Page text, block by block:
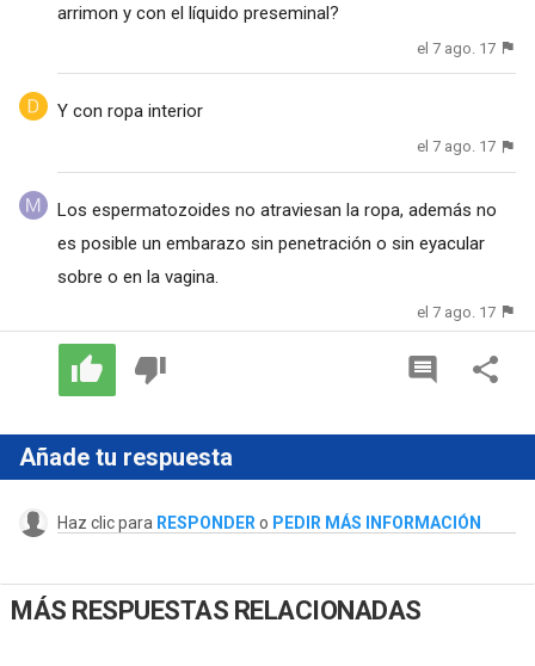
arrimon y con el líquido preseminal?
el 7 ago. 17
Y con ropa interior
el 7 ago. 17
Los espermatozoides no atraviesan la ropa, además no
es posible un embarazo sin penetración o sin eyacular
sobre o en la vagina.
el 7 ago. 17
Añade tu respuesta
Haz clic para RESPONDER o PEDIR MÁS INFORMACIÓN
MÁS RESPUESTAS RELACIONADAS